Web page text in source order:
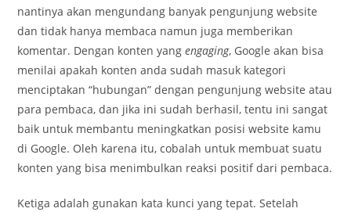
nantinya akan mengundang banyak pengunjung website
dan tidak hanya membaca namun juga memberikan
komentar. Dengan konten yangengaging, Google akan bisa
menilai apakah konten anda sudah masuk kategori
menciptakan “hubungan” dengan pengunjung website atau
para pembaca, dan jika ini sudah berhasil, tentu ini sangat
baik untuk membantu meningkatkan posisi website kamu
di Google. Oleh karena itu, cobalah untuk membuat suatu
konten yang bisa menimbulkan reaksi positif dari pembaca.
Ketiga adalah gunakan kata kunci yang tepat. Setelah